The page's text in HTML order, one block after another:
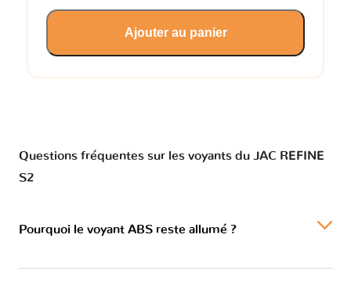
Ajouter au panier
Questions fréquentes sur les voyants du JAC REFINE
S2
Pourquoi le voyant ABS reste allumé ?